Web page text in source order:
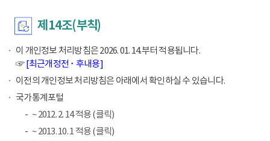
제14조(부칙)
이 개인정보 처리방침은 2026. 01. 14.부터 적용됩니다.
☞[최근개정전 ･ 후내용]
이전의 개인정보 처리방침은 아래에서 확인하실 수 있습니다.
국가통계포털
~ 2012. 2. 14 적용 (클릭)
~ 2013. 10. 1 적용 (클릭)